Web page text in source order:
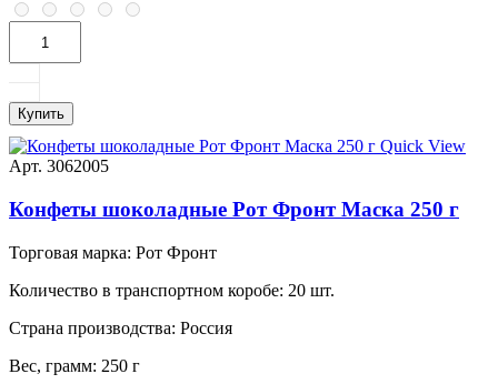
Купить
Quick View
Арт. 3062005
Конфеты шоколадные Рот Фронт Маска 250 г
Торговая марка: Рот Фронт
Количество в транспортном коробе: 20 шт.
Страна производства: Россия
Вес, грамм: 250 г